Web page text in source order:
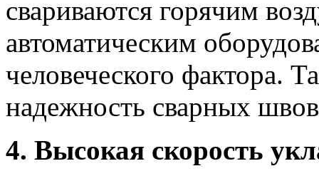
свариваются горячим
автоматическим
человеческого фактора.
надежность сварных
4. Высокая скорость